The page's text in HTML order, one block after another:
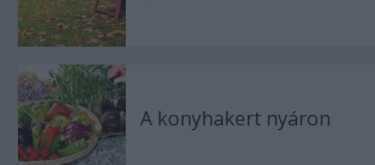
A konyhakert nyáron